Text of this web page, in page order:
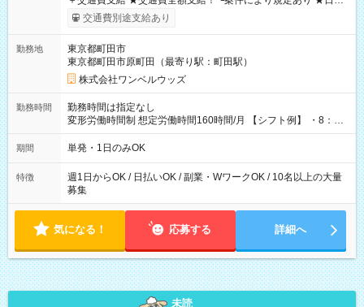
いOK！（規定あり） ┗働いたその日に現金GET♪ お仕事後はコ
ンビニATMから 日払い分を引き落とせます！ 【試用期間】試
交通費別途支給あり
勤務地
東京都町田市
東京都町田市原町田（最寄り駅：町田駅）
株式会社ワンベルウッズ
勤務時間
勤務時間は指定なし
変形労働時間制 想定労働時間160時間/月 【シフト例】 ・8：00
～21：00
期間 単発・1日のみOK
特徴
週1日からOK / 日払いOK / 副業・WワークOK / 10名以上の大量
募集
気になる！ 応募する 詳細へ
未読